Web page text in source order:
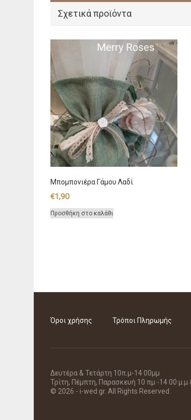
Σχετικά προϊόντα
Μπομπονιέρα Γάμου Λαδί
€1,90
Προσθήκη στο καλάθι
Όροι χρήσης Τρόποι Πληρωμής
Δευτέρα & Τετάρτη 10π.μ-14 00μμ
Τρίτη, Πέμπτη, Παρασκευή 10 πμ -14 00 μ.μ
© 2026 - i-wed.gr. All Rights Reserved.